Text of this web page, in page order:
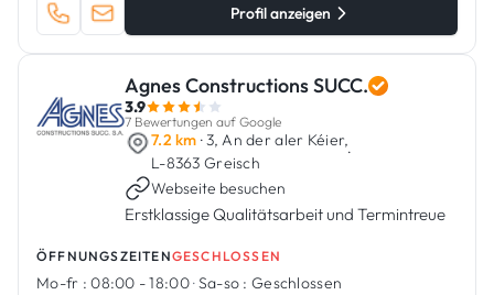
Profil anzeigen
Agnes Constructions SUCC.
3.9
7 Bewertungen auf Google
7.2 km · 3, An der aler Kéier,
L-8363 Greisch
·
Webseite besuchen
Erstklassige Qualitätsarbeit und Termintreue
ÖFFNUNGSZEITENGESCHLOSSEN
Mo-fr : 08:00 - 18:00·Sa-so : Geschlossen